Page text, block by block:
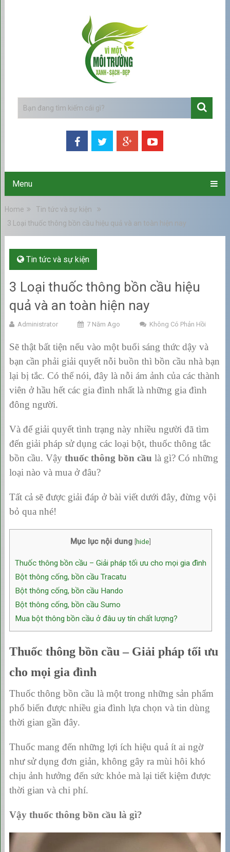
Menu
Home
Tin tức và sự kiện
3 Loại thuốc thông bồn cầu hiệu quả và an toàn hiện nay
Tin tức và sự kiện
3 Loại thuốc thông bồn cầu hiệu
quả và an toàn hiện nay
Administrator 7 Năm Ago Không Có Phản Hồi
Sẽ thật bất tiện nếu vào một buổi sáng thức dậy và
bạn cần phải giải quyết nỗi buồn thì bồn cầu nhà bạn
lại bị tắc. Có thể nói, đây là nỗi ám ảnh của các thành
viên ở hầu hết các gia đình nhất là những gia đình
đông người.
Và để giải quyết tình trạng này nhiều người đã tìm
đến giải pháp sử dụng các loại bột, thuốc thông tắc
bồn cầu. Vậy thuốc thông bồn cầu là gì? Có những
loại nào và mua ở đâu?
Tất cả sẽ được giải đáp ở bài viết dưới đây, đừng vội
bỏ qua nhé!
Mục lục nội dung [hide]
Thuốc thông bồn cầu – Giải pháp tối ưu cho mọi gia đình
Bột thông cống, bồn cầu Tracatu
Bột thông cống, bồn cầu Hando
Bột thông cống, bồn cầu Sumo
Mua bột thông bồn cầu ở đâu uy tín chất lượng?
Thuốc thông bồn cầu – Giải pháp tối ưu
cho mọi gia đình
Thuốc thông bồn cầu là một trong những sản phẩm
phổ biến được nhiều gia đình lựa chọn và tin dùng
thời gian gần đây.
Thuốc mang đến những lợi ích hiệu quả ít ai ngờ
như sử dụng đơn giản, không gây ra mùi hôi khó
chịu ảnh hưởng đến sức khỏe mà lại tiết kiệm được
thời gian và chi phí.
Vậy thuốc thông bồn cầu là gì?